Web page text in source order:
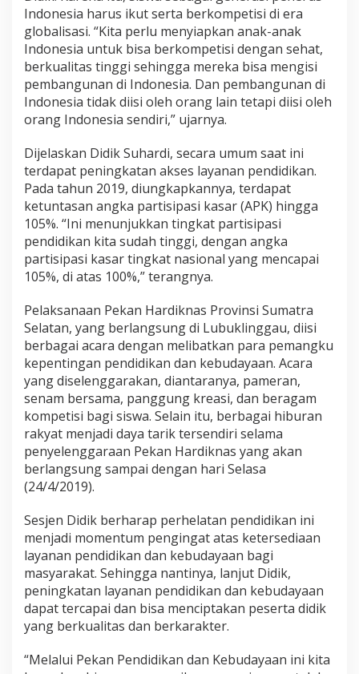
Indonesia harus ikut serta berkompetisi di era
globalisasi. “Kita perlu menyiapkan anak-anak
Indonesia untuk bisa berkompetisi dengan sehat,
berkualitas tinggi sehingga mereka bisa mengisi
pembangunan di Indonesia. Dan pembangunan di
Indonesia tidak diisi oleh orang lain tetapi diisi oleh
orang Indonesia sendiri,” ujarnya.
Dijelaskan Didik Suhardi, secara umum saat ini
terdapat peningkatan akses layanan pendidikan.
Pada tahun 2019, diungkapkannya, terdapat
ketuntasan angka partisipasi kasar (APK) hingga
105%. “Ini menunjukkan tingkat partisipasi
pendidikan kita sudah tinggi, dengan angka
partisipasi kasar tingkat nasional yang mencapai
105%, di atas 100%,” terangnya.
Pelaksanaan Pekan Hardiknas Provinsi Sumatra
Selatan, yang berlangsung di Lubuklinggau, diisi
berbagai acara dengan melibatkan para pemangku
kepentingan pendidikan dan kebudayaan. Acara
yang diselenggarakan, diantaranya, pameran,
senam bersama, panggung kreasi, dan beragam
kompetisi bagi siswa. Selain itu, berbagai hiburan
rakyat menjadi daya tarik tersendiri selama
penyelenggaraan Pekan Hardiknas yang akan
berlangsung sampai dengan hari Selasa
(24/4/2019).
Sesjen Didik berharap perhelatan pendidikan ini
menjadi momentum pengingat atas ketersediaan
layanan pendidikan dan kebudayaan bagi
masyarakat. Sehingga nantinya, lanjut Didik,
peningkatan layanan pendidikan dan kebudayaan
dapat tercapai dan bisa menciptakan peserta didik
yang berkualitas dan berkarakter.
“Melalui Pekan Pendidikan dan Kebudayaan ini kita